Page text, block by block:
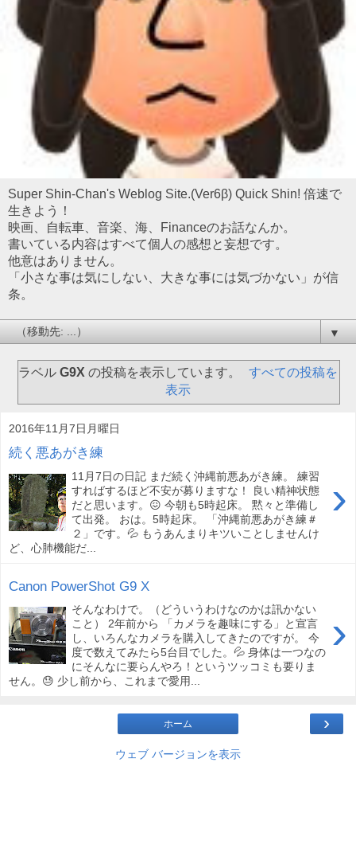
Super Shin-Chan's Weblog Site.(Ver6β) Quick Shin! 倍速で
生きよう！
映画、自転車、音楽、海、Financeのお話なんか。
書いている内容はすべて個人の感想と妄想です。
他意はありません。
「小さな事は気にしない、大きな事には気づかない」が信
条。
▼
ラベル G9X の投稿を表示しています。
すべての投稿を
表示
2016年11月7日月曜日
続く悪あがき練
›
11月7日の日記 まだ続く沖縄前悪あがき練。 練習
すればするほど不安が募りますな！ 良い精神状態
だと思います。😖 今朝も5時起床。 黙々と準備し
て出発。 おは。5時起床。 「沖縄前悪あがき練＃
２」です。💦 もうあんまりキツいことしませんけ
ど、心肺機能だ...
Canon PowerShot G9 X
›
そんなわけで。（どういうわけなのかは訊かない
こと） 2年前から 「カメラを趣味にする」と宣言
し、いろんなカメラを購入してきたのですが。 今
度で数えてみたら5台目でした。💦 身体は一つなの
にそんなに要らんやろ！というツッコミも要りま
せん。😓 少し前から、これまで愛用...
›
ホーム
ウェブ バージョンを表示